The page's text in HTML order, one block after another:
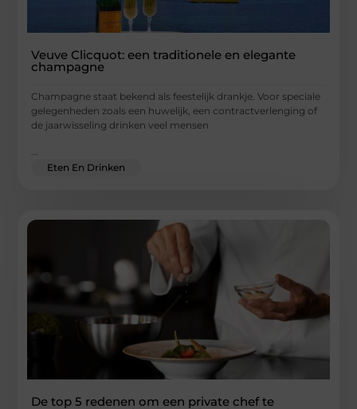
Veuve Clicquot: een traditionele en elegante
champagne
Champagne staat bekend als feestelijk drankje. Voor speciale
gelegenheden zoals een huwelijk, een contractverlenging of
de jaarwisseling drinken veel mensen
Eten En Drinken
De top 5 redenen om een private chef te